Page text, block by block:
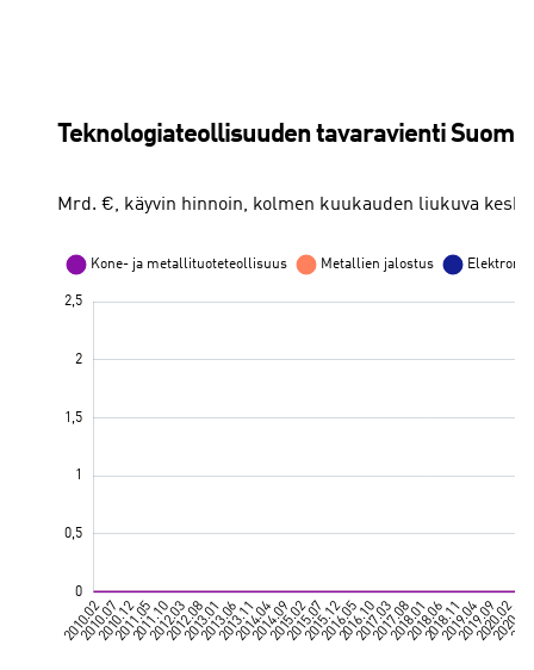
Teknologiateollisuuden tavaravienti
Mrd. €, käyvin hinnoin, kolmen kuukauden liukuva